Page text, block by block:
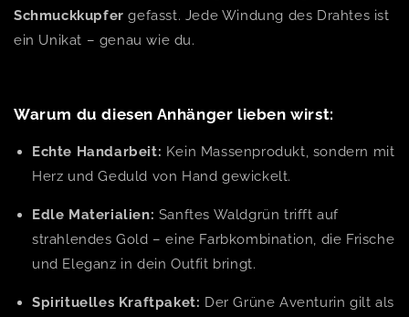
Schmuckkupfer gefasst. Jede Windung des Drahtes ist
ein Unikat – genau wie du.
Warum du diesen Anhänger lieben wirst:
Echte Handarbeit: Kein Massenprodukt, sondern mit
Herz und Geduld von Hand gewickelt.
Edle Materialien: Sanftes Waldgrün trifft auf
strahlendes Gold – eine Farbkombination, die Frische
und Eleganz in dein Outfit bringt.
Spirituelles Kraftpaket: Der Grüne Aventurin gilt als